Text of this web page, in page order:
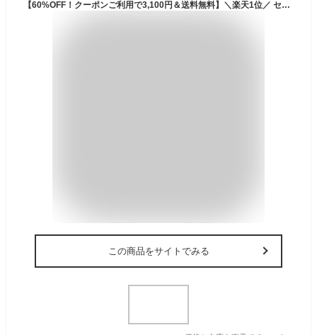
【60%OFF！クーポンご利用で3,100円＆送料無料】＼楽天1位／ セットアップ レディース カジュアル プリーツ ペプラム ビスチェ キャミソール キャミ 上下セット 夏 ワイドパンツ 麻風 コットン 綿 リネン ウエストゴム おしゃれ
この商品をサイトでみる